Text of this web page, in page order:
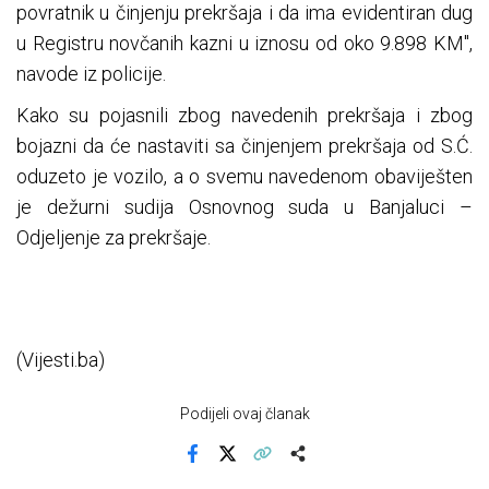
povratnik u činjenju prekršaja i da ima evidentiran dug
u Registru novčanih kazni u iznosu od oko 9.898 KM",
navode iz policije.
Kako su pojasnili zbog navedenih prekršaja i zbog
bojazni da će nastaviti sa činjenjem prekršaja od S.Ć.
oduzeto je vozilo, a o svemu navedenom obaviješten
je dežurni sudija Osnovnog suda u Banjaluci –
Odjeljenje za prekršaje.
(Vijesti.ba)
Podijeli ovaj članak